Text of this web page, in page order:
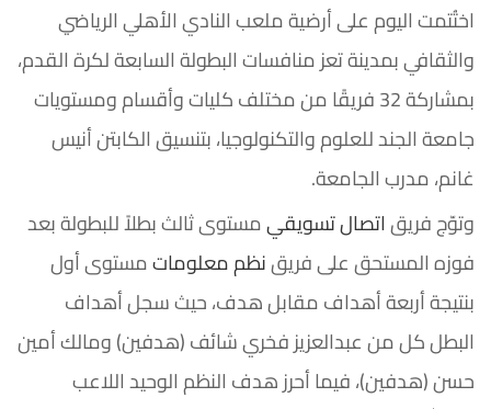
اختُتمت اليوم على أرضية ملعب النادي الأهلي الرياضي
والثقافي بمدينة تعز منافسات البطولة السابعة لكرة القدم،
بمشاركة 32 فريقًا من مختلف كليات وأقسام ومستويات
جامعة الجند للعلوم والتكنولوجيا، بتنسيق الكابتن أنيس
غانم، مدرب الجامعة.
وتوّج فريقاتصال تسويقيمستوى ثالث بطلاً للبطولة بعد
فوزه المستحق على فريقنظم معلوماتمستوى أول
بنتيجة أربعة أهداف مقابل هدف، حيث سجل أهداف
البطل كل من عبدالعزيز فخري شائف (هدفين) ومالك أمين
حسن (هدفين)، فيما أحرز هدف النظم الوحيد اللاعب